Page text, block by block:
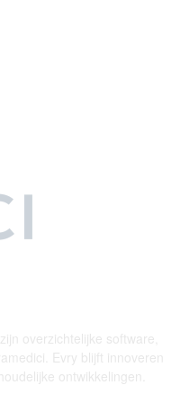
overzichtelijke software,
Evry blijft innoveren
ontwikkelingen.